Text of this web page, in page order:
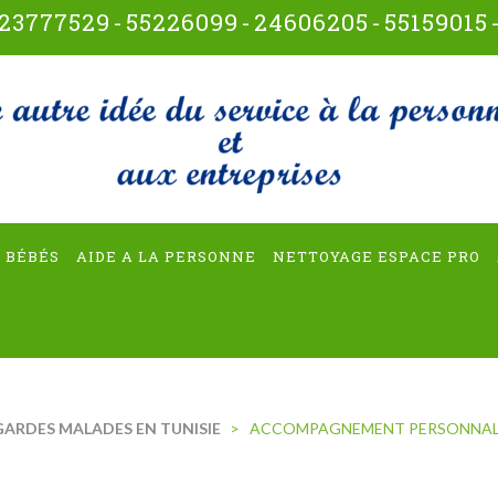
23777529 - 55226099 - 24606205 - 55159015 -
multiservices
BÉBÉS AIDE A LA PERSONNE NETTOYAGE ESPACE PRO
MALADES EN TUNISIE > ACCOMPAGNEMENT